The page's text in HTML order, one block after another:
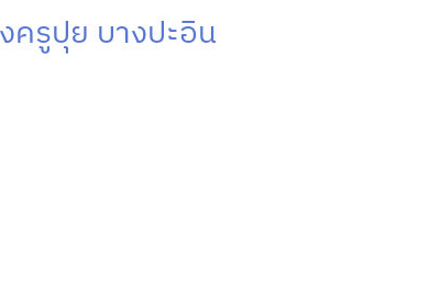
ครูปุย บางปะอิน